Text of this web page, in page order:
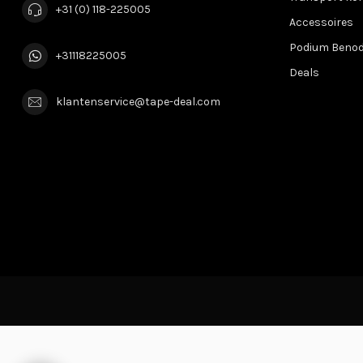
+31 (0) 118-225005
+31118225005
klantenservice@tape-deal.com
Accessoires
Podium
Deals